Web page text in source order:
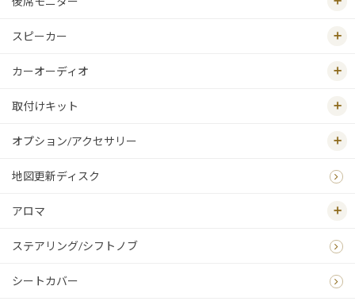
スピーカー
カーオーディオ
取付けキット
オプション/アクセサリー
地図更新ディスク
アロマ
ステアリング/シフトノブ
シートカバー